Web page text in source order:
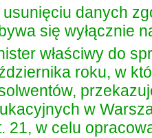
usunięciu danych
się wyłącznie
właściwy do
roku, w
w
21, w celu